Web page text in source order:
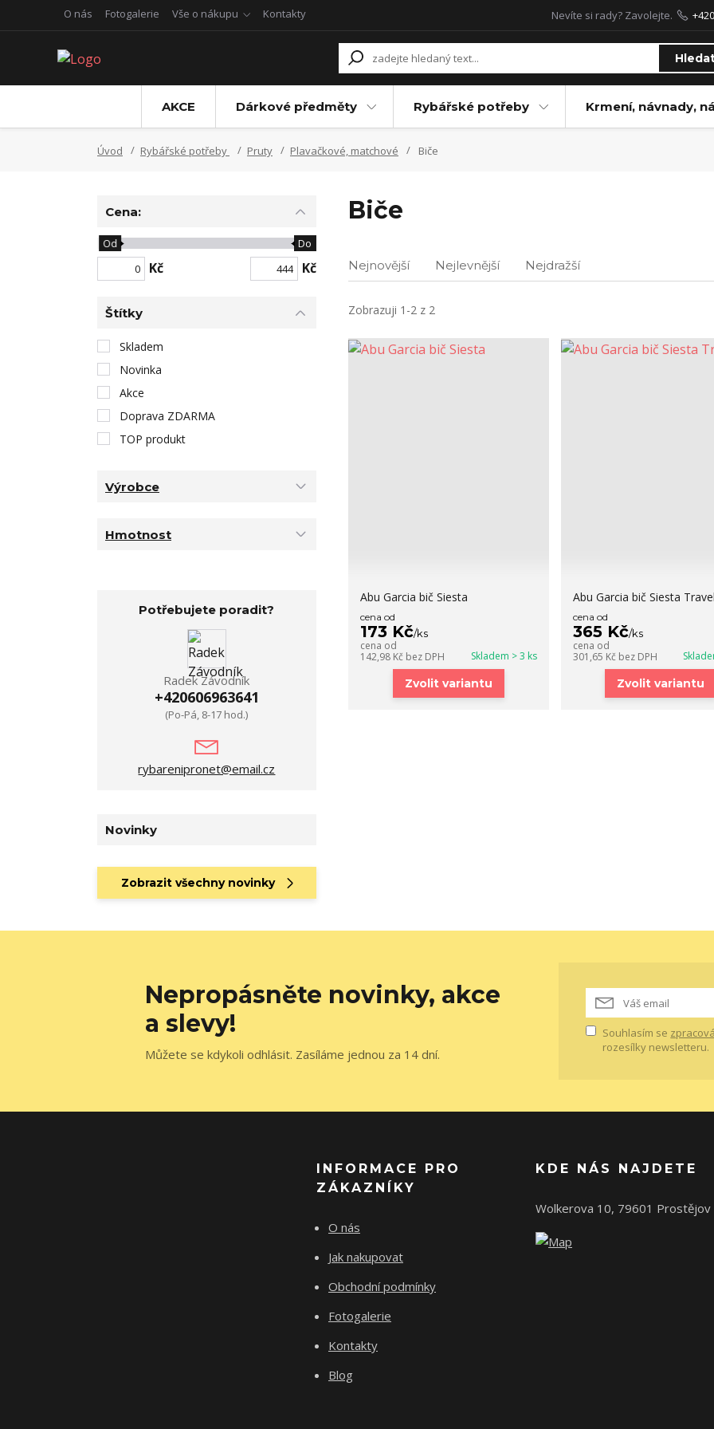
O nás Fotogalerie Vše o nákupu Kontakty Nevíte si rady? Zavolejte.
AKCE Dárkové předměty Rybářské potřeby Krmení, návnady,
Úvod Rybářské potřeby Pruty Plavačkové, matchové Biče
Biče
Nejnovější Nejlevnější Nejdražší
Zobrazuji 1-2 z 2
Abu Garcia bič Siesta
cena od
173 Kč/ks
cena od
142,98 Kč bez DPH Skladem > 3 ks
Zvolit variantu
Abu Garcia bič Siesta
cena od
365 Kč/ks
cena od
301,65 Kč bez DPH
Zvolit variantu
Cena:
Kč
Od Do
Kč
Štítky
Skladem
Novinka
Akce
Doprava ZDARMA
TOP produkt
Výrobce
Hmotnost
Potřebujete poradit?
Radek Závodník
+420606963641
(Po-Pá, 8-17 hod.)
rybarenipronet@email.cz
Novinky
Zobrazit všechny novinky
Nepropásněte novinky, akce
a slevy!
Můžete se kdykoli odhlásit. Zasíláme jednou za 14 dní.
Souhlasím se
rozesílky newsletteru.
INFORMACE PRO
ZÁKAZNÍKY
O nás
Jak nakupovat
Obchodní podmínky
Fotogalerie
Kontakty
Blog
KDE NÁS NAJDETE
Wolkerova 10, 79601 Prostějov